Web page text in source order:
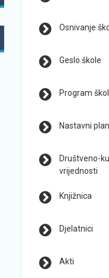
Osnivanje
Geslo škole
Program
Nastavni
Društveno-
vrijednosti
Knjižnica
Djelatnici
Akti